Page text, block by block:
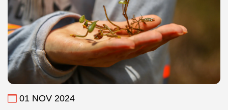
01 NOV 2024